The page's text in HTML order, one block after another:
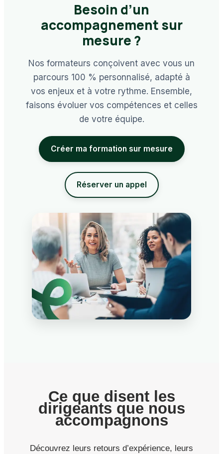
Besoin d’un
accompagnement sur
mesure ?
Nos formateurs conçoivent avec vous un
parcours 100 % personnalisé, adapté à
vos enjeux et à votre rythme. Ensemble,
faisons évoluer vos compétences et celles
de votre équipe.
Créer ma formation sur mesure
Réserver un appel
Ce que disent les
dirigeants que nous
accompagnons
Découvrez leurs retours d’expérience, leurs